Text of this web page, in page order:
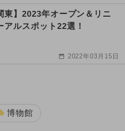
東】2023年オープン＆リニ
アルスポット22選！
2022年03月15日
博物館